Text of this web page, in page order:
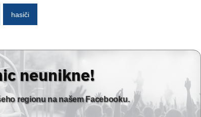
hasiči
neunikne!
regionu na našem Facebooku.